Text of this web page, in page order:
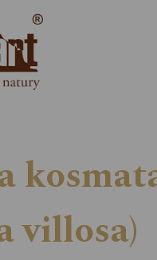
villosa)